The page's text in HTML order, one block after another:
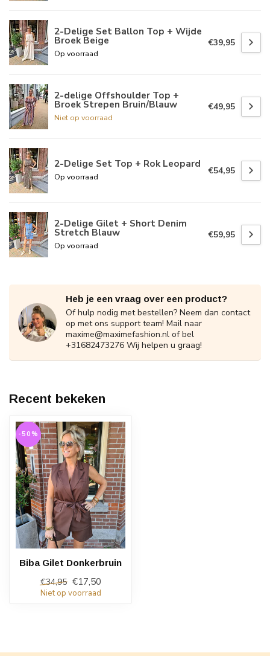
2-Delige Set Ballon Top + Wijde
Broek Beige
Op voorraad
€39,95
2-delige Offshoulder Top +
Broek Strepen Bruin/Blauw
Niet op voorraad
€49,95
2-Delige Set Top + Rok Leopard
Op voorraad
€54,95
2-Delige Gilet + Short Denim
Stretch Blauw
Op voorraad
€59,95
Heb je een vraag over een product?
Of hulp nodig met bestellen? Neem dan contact
op met ons support team! Mail naar
maxime@maximefashion.nl of bel
+31682473276 Wij helpen u graag!
Recent bekeken
-50%
Biba Gilet Donkerbruin
€34,95 €17,50
Niet op voorraad